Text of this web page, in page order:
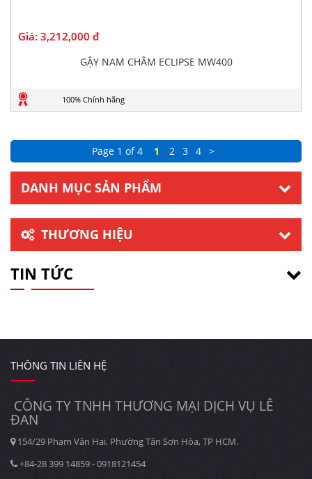
Giá: 3,212,000 đ
GẬY NAM CHÂM ECLIPSE MW400
100% Chính hãng
Page 1 of 4 1 2 3 4 >
DANH MỤC SẢN PHẨM
THƯƠNG HIỆU
TIN TỨC
THÔNG TIN LIÊN HỆ
CÔNG TY TNHH THƯƠNG MẠI DỊCH VỤ LÊ
ĐAN
154/29 Phạm Văn Hai, Phường Tân Sơn Hòa, TP HCM.
+84-28 399 14859 - 0918121454